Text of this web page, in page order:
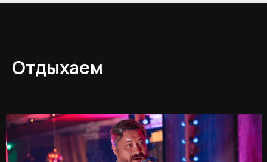
Отдыхаем